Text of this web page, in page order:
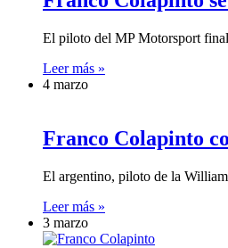
El piloto del MP Motorsport
Leer más »
4 marzo
Franco Colapinto
El argentino, piloto de la
Leer más »
3 marzo